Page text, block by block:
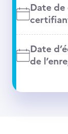
Date de
Date
de